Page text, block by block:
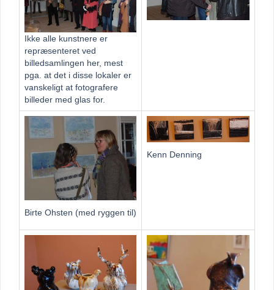
Ikke alle kunstnere er
repræsenteret ved
billedsamlingen her, mest
pga. at det i disse lokaler er
vanskeligt at fotografere
billeder med glas for.
Birte Ohsten (med ryggen til)
Kenn Denning